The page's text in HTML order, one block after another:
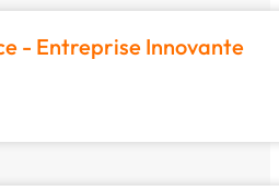
- Entreprise Innovante